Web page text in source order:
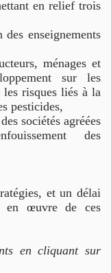
en relief trois
enseignements
ménages et
sur les
les risques liés à la
pesticides,
sociétés agréées
des
et un délai
en œuvre de ces
en cliquant sur